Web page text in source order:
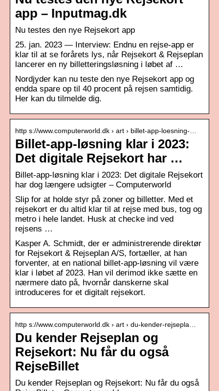
app – Inputmag.dk
Nu testes den nye Rejsekort app
25. jan. 2023 — Interview: Endnu en rejse-app er
klar til at se forårets lys, når Rejsekort & Rejseplan
lancerer en ny billetteringsløsning i løbet af …
Nordjyder kan nu teste den nye Rejsekort app og
endda spare op til 40 procent på rejsen samtidig.
Her kan du tilmelde dig.
http s://www.computerworld.dk › art › billet-app-loesning-…
Billet-app-løsning klar i 2023:
Det digitale Rejsekort har …
Billet-app-løsning klar i 2023: Det digitale Rejsekort
har dog længere udsigter – Computerworld
Slip for at holde styr på zoner og billetter. Med et
rejsekort er du altid klar til at rejse med bus, tog og
metro i hele landet. Husk at checke ind ved
rejsens …
Kasper A. Schmidt, der er administrerende direktør
for Rejsekort & Rejseplan A/S, fortæller, at han
forventer, at en national billet-app-løsning vil være
klar i løbet af 2023. Han vil derimod ikke sætte en
nærmere dato på, hvornår danskerne skal
introduceres for et digitalt rejsekort.
http s://www.computerworld.dk › art › du-kender-rejsepla…
Du kender Rejseplan og
Rejsekort: Nu får du også
RejseBillet
Du kender Rejseplan og Rejsekort: Nu får du også